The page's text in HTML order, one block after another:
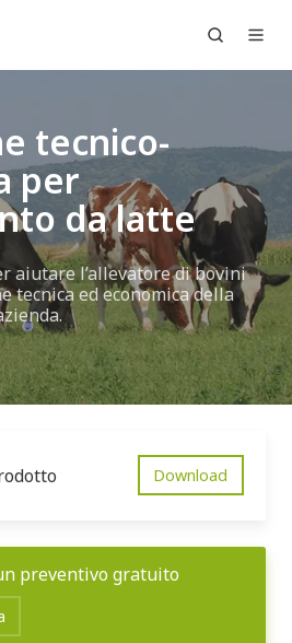
tecnico-
per
da latte
aiutare l’allevatore di bovini
tecnica ed economica della
Download
preventivo gratuito